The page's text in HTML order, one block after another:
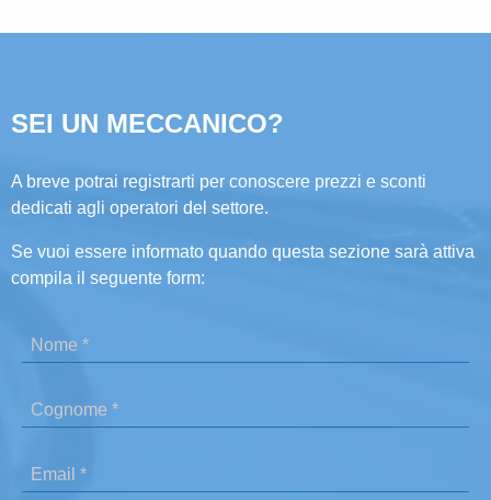
SEI UN MECCANICO?
A breve potrai registrarti per conoscere prezzi e sconti
dedicati agli operatori del settore.
Se vuoi essere informato quando questa sezione sarà attiva
compila il seguente form: